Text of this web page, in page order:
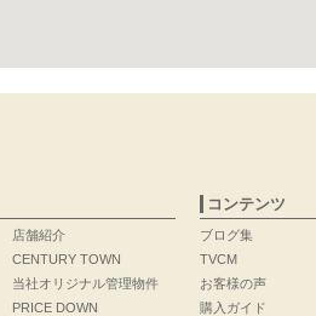
店舗紹介
CENTURY TOWN
当社オリジナル管理物件
PRICE DOWN
コンテンツ
ブログ集
TVCM
お客様の声
購入ガイド